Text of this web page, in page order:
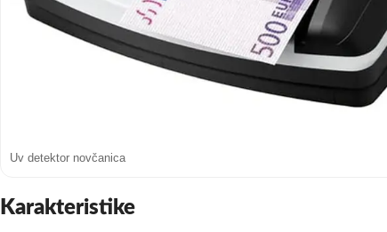
Uv detektor novčanica
Karakteristike